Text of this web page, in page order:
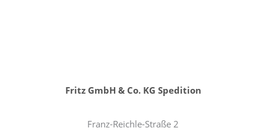
Fritz GmbH & Co. KG Spedition
Franz-Reichle-Straße 2